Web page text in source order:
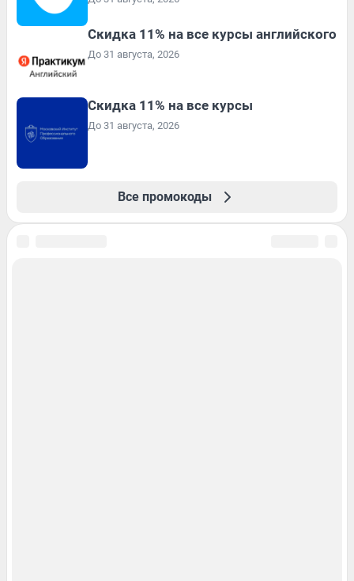
Скидка 11% на все курсы английского
До 31 августа, 2026
Скидка 11% на все курсы
До 31 августа, 2026
Все промокоды